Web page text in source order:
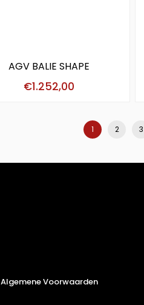
AGV BALIE SHAPE
€1.252,00
1 2 3
Algemene Voorwaarden